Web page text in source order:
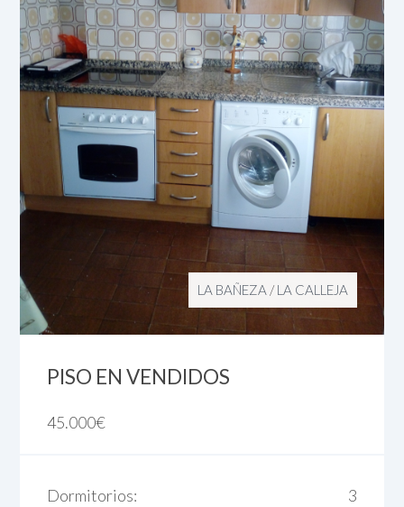
LA BAÑEZA /LA CALLEJA
PISO EN VENDIDOS
45.000€
Dormitorios:
3